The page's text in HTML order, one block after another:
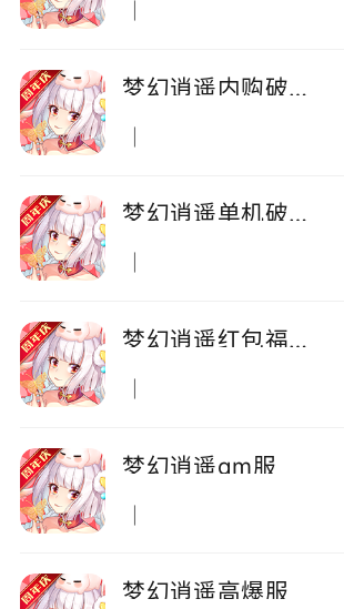
梦幻逍遥内购破解版
梦幻逍遥单机破解版
梦幻逍遥红包福利版
梦幻逍遥gm服
梦幻逍遥高爆服